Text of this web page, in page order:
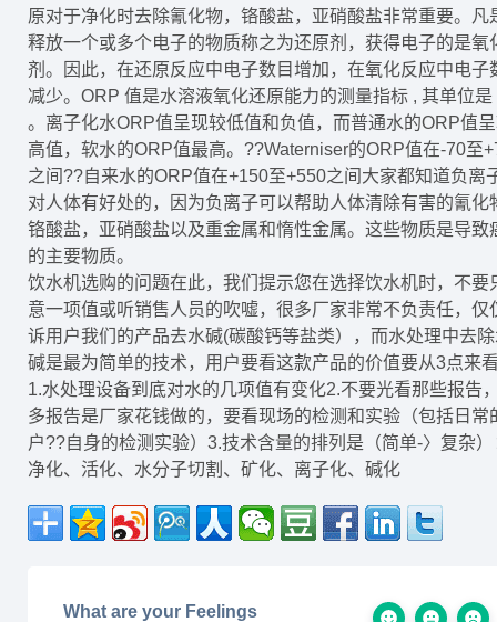
原对于净化时去除氰化物，铬酸盐，亚硝酸盐非常重要。凡
释放一个或多个电子的物质称之为还原剂，获得电子的是氧
剂。因此，在还原反应中电子数目增加，在氧化反应中电子
减少。ORP 值是水溶液氧化还原能力的测量指标 , 其单位是
。离子化水ORP值呈现较低值和负值，而普通水的ORP值
高值，软水的ORP值最高。??Waterniser的ORP值在-70至
之间??自来水的ORP值在+150至+550之间大家都知道负离
对人体有好处的，因为负离子可以帮助人体清除有害的氰化
铬酸盐，亚硝酸盐以及重金属和惰性金属。这些物质是导致
的主要物质。
饮水机选购的问题在此，我们提示您在选择饮水机时，不要
意一项值或听销售人员的吹嘘，很多厂家非常不负责任，仅
诉用户我们的产品去水碱(碳酸钙等盐类），而水处理中去
碱是最为简单的技术，用户要看这款产品的价值要从3点来
1.水处理设备到底对水的几项值有变化2.不要光看那些报告
多报告是厂家花钱做的，要看现场的检测和实验（包括日常
户??自身的检测实验）3.技术含量的排列是（简单-〉复杂）
净化、活化、水分子切割、矿化、离子化、碱化
What are your Feelings